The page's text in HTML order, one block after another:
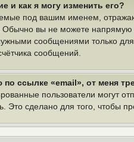
и как я могу изменить его?
под вашим именем,
Обычно вы не можете напрямую
сообщениями только для
сообщений.
по ссылке «email», от меня
пользователи могут
Это сделано для того, чтобы